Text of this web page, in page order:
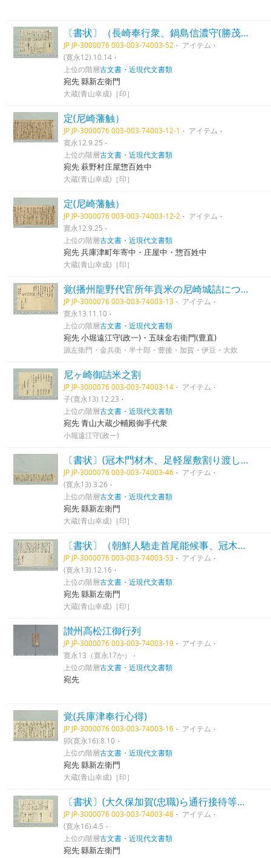
〔書状〕（長崎奉行衆、鍋島信濃守(勝茂)ら着津、進物につき）
JP JP-3000076 003-003-74003-52
アイテム
(寛永12).10.14
上位の階層古文書・近現代文書類
宛先 縣新左衛門
大蔵(青山幸成)［印］
定(尼崎藩触）
JP JP-3000076 003-003-74003-12-1
アイテム
寛永12.9.25
上位の階層古文書・近現代文書類
宛先 萩野村庄屋惣百姓中
大蔵(青山幸成)［印］
定(尼崎藩触）
JP JP-3000076 003-003-74003-12-2
アイテム
寛永12.9.25
上位の階層古文書・近現代文書類
宛先 兵庫津町年寄中・庄屋中・惣百姓中
大蔵(青山幸成)［印］
覚(播州龍野代官所年貢米の尼崎城詰につき)
JP JP-3000076 003-003-74003-13
アイテム
寛永13.11.10
上位の階層古文書・近現代文書類
宛先 小堀遠江守(政一)・五味金右衛門(豊直)
源左衛門・金兵衛・半十郎・豊後・加賀・伊豆・大炊
尼ヶ崎御詰米之割
JP JP-3000076 003-003-74003-14
アイテム
子(寛永13).12.23
上位の階層古文書・近現代文書類
宛先 青山大蔵少輔殿御手代衆
小堀遠江守(政一)
〔書状〕(冠木門材木、足軽屋敷割り渡し、生田宮下新田割作等につき）
JP JP-3000076 003-003-74003-46
アイテム
(寛永13).3.26
上位の階層古文書・近現代文書類
宛先 縣新左衛門
大蔵(青山幸成)［印］
〔書状〕（朝鮮人馳走首尾能候事、冠木門完成等につき）
JP JP-3000076 003-003-74003-53
アイテム
(寛永13).12.16
上位の階層古文書・近現代文書類
宛先 縣新左衛門
大蔵(青山幸成)［印］
讃州高松江御行列
JP JP-3000076 003-003-74003-19
アイテム
寛永13（寛永17か）
上位の階層古文書・近現代文書類
宛先
覚(兵庫津奉行心得)
JP JP-3000076 003-003-74003-16
アイテム
卯(寛永16).8.10
上位の階層古文書・近現代文書類
宛先 縣新左衛門
大蔵(青山幸成)［印］
〔書状〕(大久保加賀(忠職)ら通行接待等につき）
JP JP-3000076 003-003-74003-48
アイテム
(寛永16).4.5
上位の階層古文書・近現代文書類
宛先 縣新左衛門